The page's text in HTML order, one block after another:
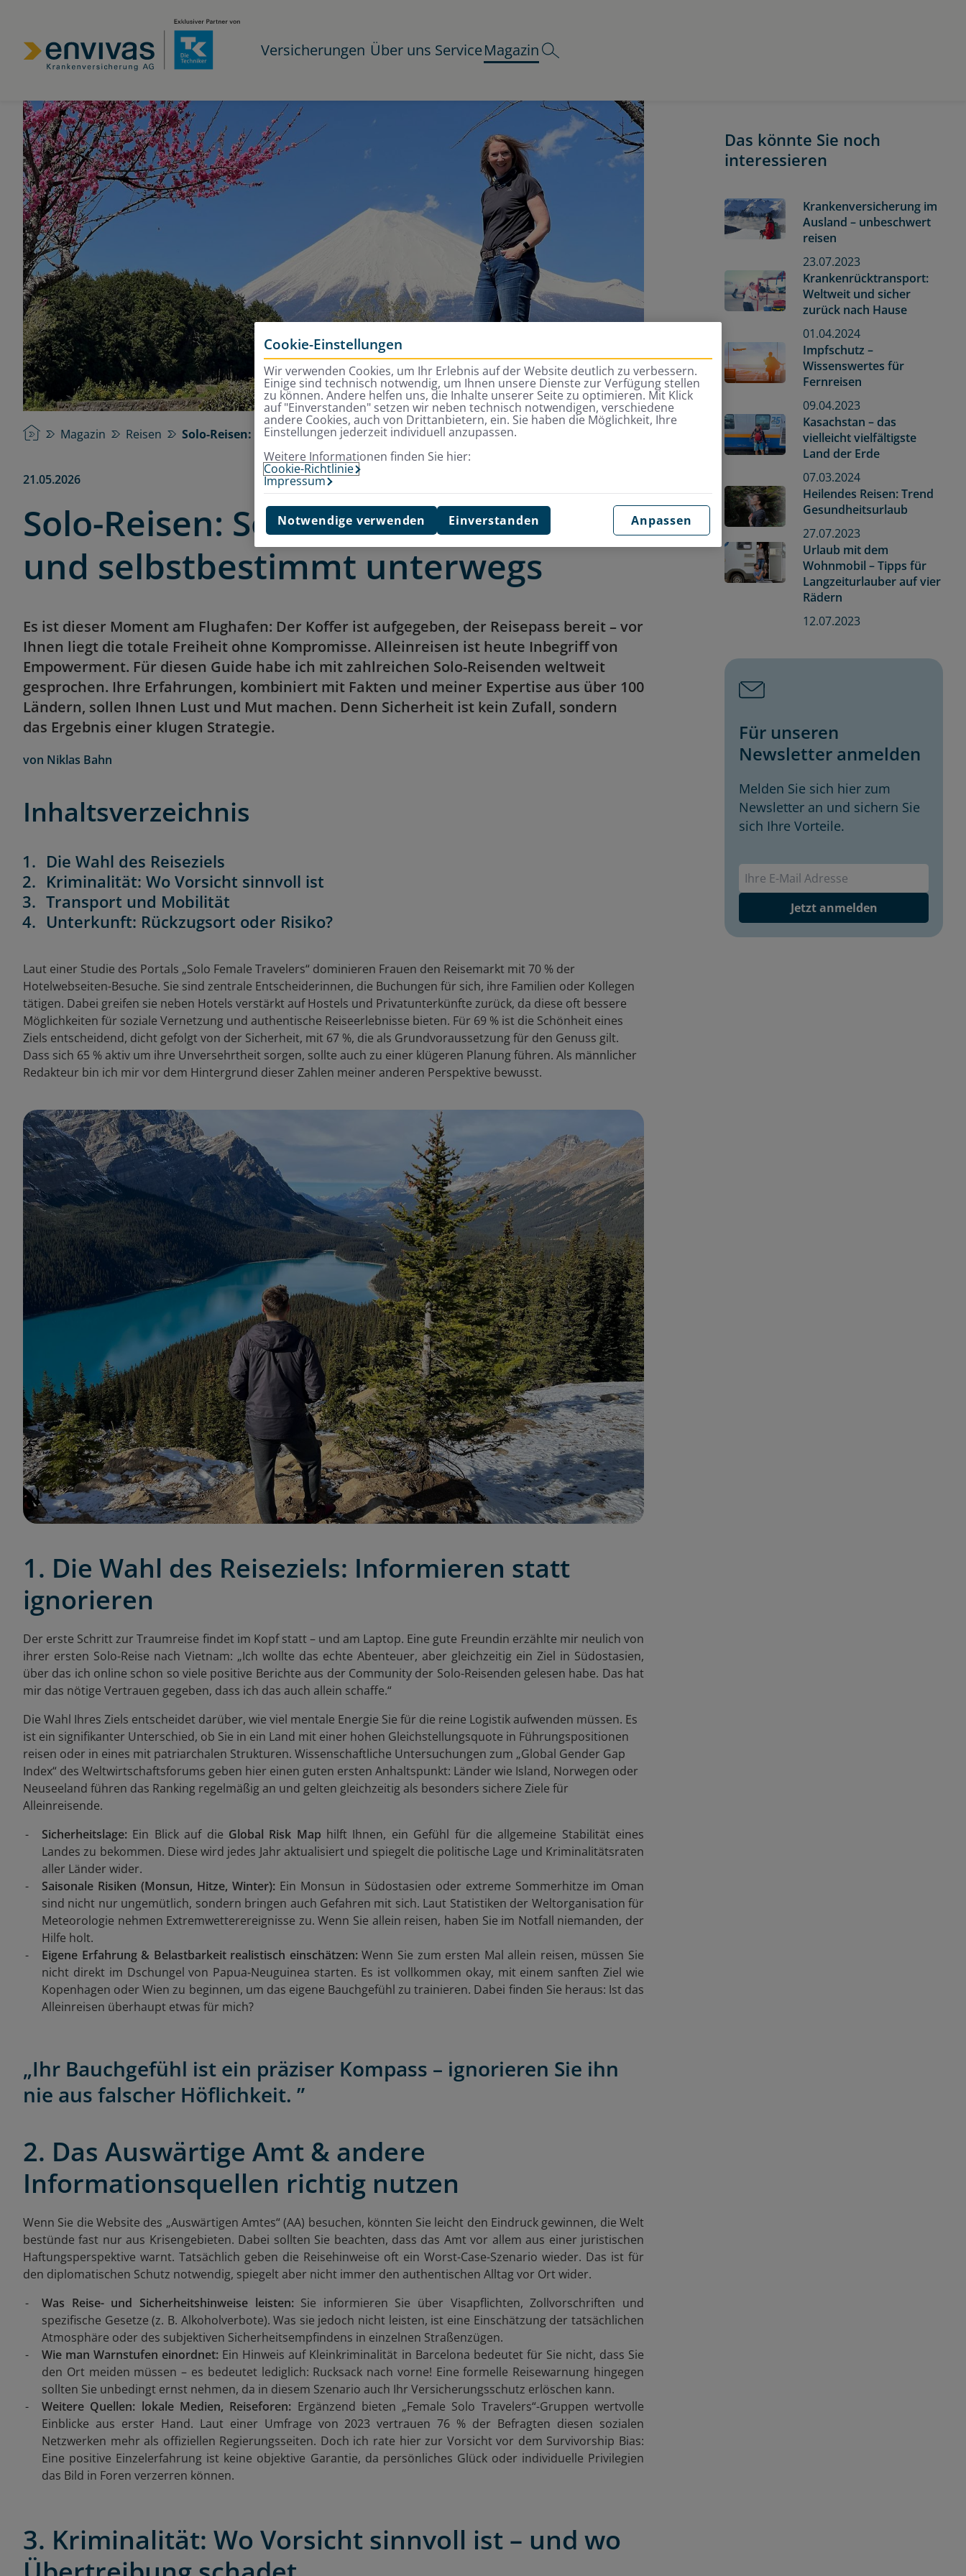
Versicherungen Über uns ServiceMagazin
StartseiteMagazin Reisen Solo-Reisen: So sind Frauen sicher und selbstbestimmt unterwegs
21.05.2026
Solo-Reisen: So sind Frauen sicher
und selbstbestimmt unterwegs
Es ist dieser Moment am Flughafen: Der Koffer ist aufgegeben, der Reisepass bereit – vor
Ihnen liegt die totale Freiheit ohne Kompromisse. Alleinreisen ist heute Inbegriff von
Empowerment. Für diesen Guide habe ich mit zahlreichen Solo-Reisenden weltweit
gesprochen. Ihre Erfahrungen, kombiniert mit Fakten und meiner Expertise aus über 100
Ländern, sollen Ihnen Lust und Mut machen. Denn Sicherheit ist kein Zufall, sondern
das Ergebnis einer klugen Strategie.
von Niklas Bahn
Inhaltsverzeichnis
Die Wahl des Reiseziels
Kriminalität: Wo Vorsicht sinnvoll ist
Transport und Mobilität
Unterkunft: Rückzugsort oder Risiko?
Laut einer Studie des Portals „Solo Female Travelers“ dominieren Frauen den Reisemarkt mit 70 % der
Hotelwebseiten-Besuche. Sie sind zentrale Entscheiderinnen, die Buchungen für sich, ihre Familien oder Kollegen
tätigen. Dabei greifen sie neben Hotels verstärkt auf Hostels und Privatunterkünfte zurück, da diese oft bessere
Möglichkeiten für soziale Vernetzung und authentische Reiseerlebnisse bieten. Für 69 % ist die Schönheit eines
Ziels entscheidend, dicht gefolgt von der Sicherheit, mit 67 %, die als Grundvoraussetzung für den Genuss gilt.
Dass sich 65 % aktiv um ihre Unversehrtheit sorgen, sollte auch zu einer klügeren Planung führen. Als männlicher
Redakteur bin ich mir vor dem Hintergrund dieser Zahlen meiner anderen Perspektive bewusst.
1. Die Wahl des Reiseziels: Informieren statt
ignorieren
Der erste Schritt zur Traumreise findet im Kopf statt – und am Laptop. Eine gute Freundin erzählte mir neulich von
ihrer ersten Solo-Reise nach Vietnam: „Ich wollte das echte Abenteuer, aber gleichzeitig ein Ziel in Südostasien,
über das ich online schon so viele positive Berichte aus der Community der Solo-Reisenden gelesen habe. Das hat
mir das nötige Vertrauen gegeben, dass ich das auch allein schaffe.“
Die Wahl Ihres Ziels entscheidet darüber, wie viel mentale Energie Sie für die reine Logistik aufwenden müssen. Es
ist ein signifikanter Unterschied, ob Sie in ein Land mit einer hohen Gleichstellungsquote in Führungspositionen
reisen oder in eines mit patriarchalen Strukturen. Wissenschaftliche Untersuchungen zum „Global Gender Gap
Index“ des Weltwirtschaftsforums geben hier einen guten ersten Anhaltspunkt: Länder wie Island, Norwegen oder
Neuseeland führen das Ranking regelmäßig an und gelten gleichzeitig als besonders sichere Ziele für
Alleinreisende.
Sicherheitslage: Ein Blick auf die Global Risk Map hilft Ihnen, ein Gefühl für die allgemeine Stabilität eines
Landes zu bekommen. Diese wird jedes Jahr aktualisiert und spiegelt die politische Lage und Kriminalitätsraten
aller Länder wider.
Saisonale Risiken (Monsun, Hitze, Winter): Ein Monsun in Südostasien oder extreme Sommerhitze im Oman
sind nicht nur ungemütlich, sondern bringen auch Gefahren mit sich. Laut Statistiken der Weltorganisation für
Meteorologie nehmen Extremwetterereignisse zu. Wenn Sie allein reisen, haben Sie im Notfall niemanden, der
Hilfe holt.
Eigene Erfahrung & Belastbarkeit realistisch einschätzen:Wenn Sie zum ersten Mal allein reisen, müssen Sie
nicht direkt im Dschungel von Papua-Neuguinea starten. Es ist vollkommen okay, mit einem sanften Ziel wie
Kopenhagen oder Wien zu beginnen, um das eigene Bauchgefühl zu trainieren. Dabei finden Sie heraus: Ist das
Alleinreisen überhaupt etwas für mich?
„Ihr Bauchgefühl ist ein präziser Kompass – ignorieren Sie ihn
nie aus falscher Höflichkeit. ”
2. Das Auswärtige Amt & andere
Informationsquellen richtig nutzen
Wenn Sie die Website des „Auswärtigen Amtes“ (AA) besuchen, könnten Sie leicht den Eindruck gewinnen, die Welt
bestünde fast nur aus Krisengebieten. Dabei sollten Sie beachten, dass das Amt vor allem aus einer juristischen
Haftungsperspektive warnt. Tatsächlich geben die Reisehinweise oft ein Worst-Case-Szenario wieder. Das ist für
den diplomatischen Schutz notwendig, spiegelt aber nicht immer den authentischen Alltag vor Ort wider.
Was Reise- und Sicherheitshinweise leisten:Sie informieren Sie über Visapflichten, Zollvorschriften und
spezifische Gesetze (z. B. Alkoholverbote). Was sie jedoch nicht leisten, ist eine Einschätzung der tatsächlichen
Atmosphäre oder des subjektiven Sicherheitsempfindens in einzelnen Straßenzügen.
Wie man Warnstufen einordnet: Ein Hinweis auf Kleinkriminalität in Barcelona bedeutet für Sie nicht, dass Sie
den Ort meiden müssen – es bedeutet lediglich: Rucksack nach vorne! Eine formelle Reisewarnung hingegen
sollten Sie unbedingt ernst nehmen, da in diesem Szenario auch Ihr Versicherungsschutz erlöschen kann.
Weitere Quellen: lokale Medien, Reiseforen: Ergänzend bieten „Female Solo Travelers“-Gruppen wertvolle
Einblicke aus erster Hand. Laut einer Umfrage von 2023 vertrauen 76 % der Befragten diesen sozialen
Netzwerken mehr als offiziellen Regierungsseiten. Doch ich rate hier zur Vorsicht vor dem Survivorship Bias:
Eine positive Einzelerfahrung ist keine objektive Garantie, da persönliches Glück oder individuelle Privilegien
das Bild in Foren verzerren können.
3. Kriminalität: Wo Vorsicht sinnvoll ist – und wo
Das könnte Sie noch
interessieren
Krankenversicherung im
Ausland – unbeschwert
reisen
23.07.2023
Krankenrücktransport:
Weltweit und sicher
zurück nach Hause
01.04.2024
Impfschutz –
Wissenswertes für
Fernreisen
09.04.2023
Kasachstan – das
vielleicht vielfältigste
Land der Erde
07.03.2024
Heilendes Reisen: Trend
Gesundheitsurlaub
27.07.2023
Urlaub mit dem
Wohnmobil – Tipps für
Langzeiturlauber auf vier
Rädern
12.07.2023
Für unseren
Newsletter anmelden
Melden Sie sich hier zum
Newsletter an und sichern Sie
sich Ihre Vorteile.
Jetzt anmelden
Cookie-Einstellungen
Wir verwenden Cookies, um Ihr Erlebnis auf der Website deutlich zu verbessern.
Einige sind technisch notwendig, um Ihnen unsere Dienste zur Verfügung stellen
zu können. Andere helfen uns, die Inhalte unserer Seite zu optimieren. Mit Klick
auf "Einverstanden" setzen wir neben technisch notwendigen, verschiedene
andere Cookies, auch von Drittanbietern, ein. Sie haben die Möglichkeit, Ihre
Einstellungen jederzeit individuell anzupassen.
Weitere Informationen finden Sie hier:
Cookie-Richtlinie
Impressum
Anpassen
Notwendige verwenden Einverstanden